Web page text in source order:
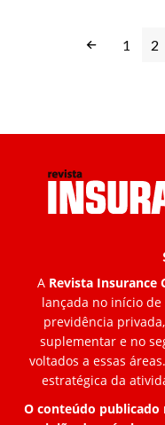
1 2
A Revista Insurance
lançada no início de
previdência
suplementar e no
voltados a essas
estratégica da
O conteúdo publicado